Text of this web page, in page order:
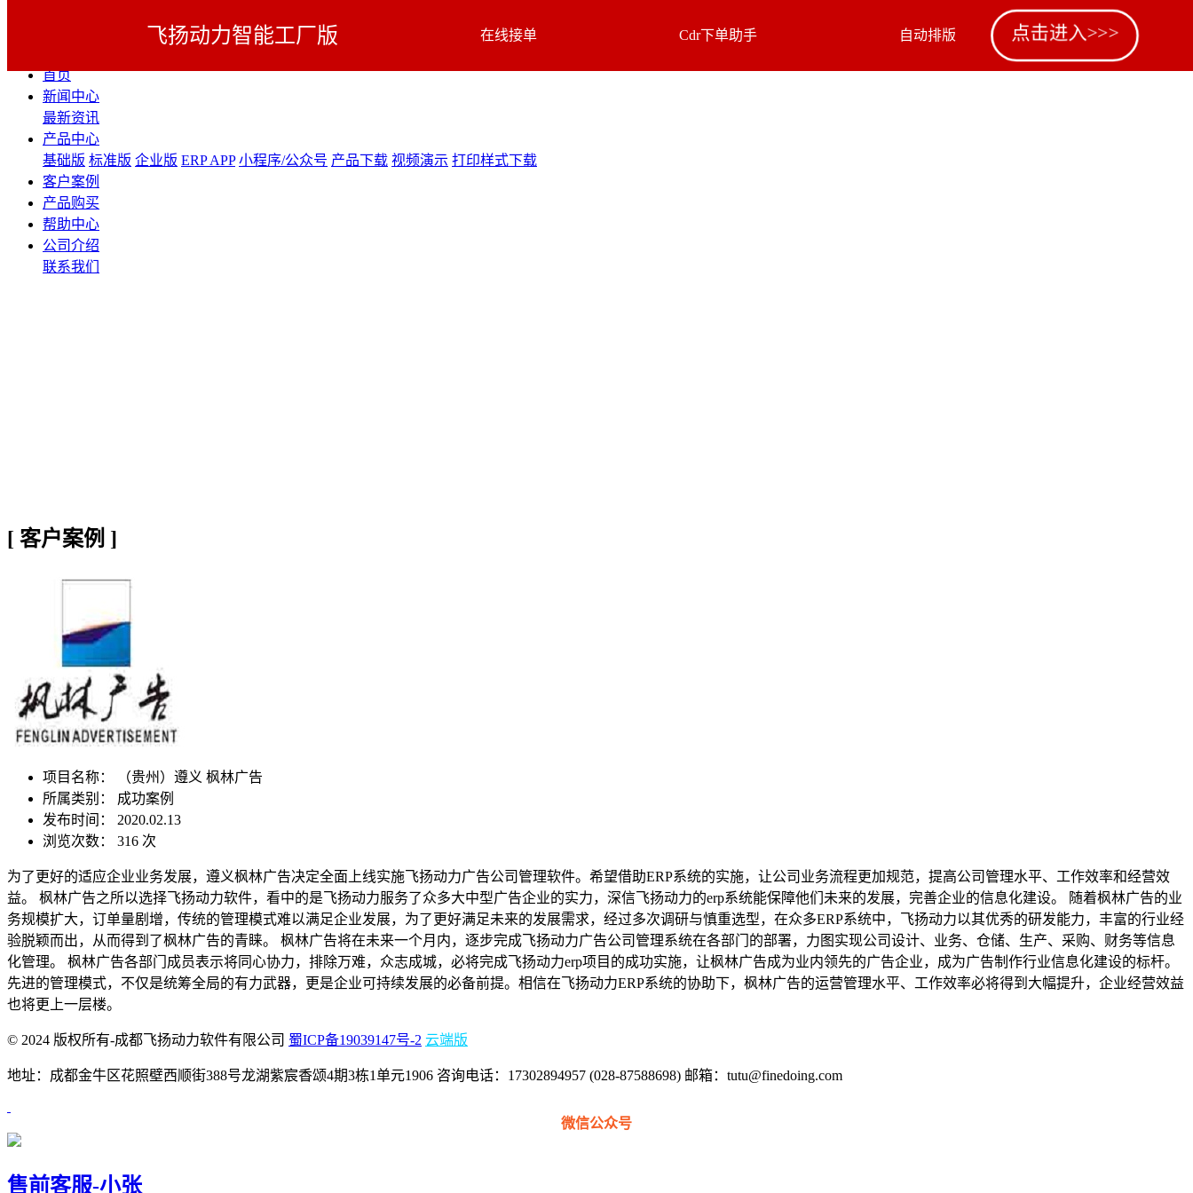
首页
新闻中心
最新资讯
产品中心
基础版 标准版 企业版 ERP APP 小程序/公众号 产品下载 视频演示 打印样式下载
客户案例
产品购买
帮助中心
公司介绍
联系我们
飞扬动力智能工厂版 在线接单 Cdr下单助手 自动排版 点击进入>>>
[ 客户案例 ]
项目名称：
（贵州）遵义 枫林广告
所属类别： 成功案例
发布时间： 2020.02.13
浏览次数： 316 次
为了更好的适应企业业务发展，遵义枫林广告决定全面上线实施飞扬动力广告公司管理软件。希望借助ERP系统的实施，让公司业务流程更加规范，提高公司管理水平、工作效率和经营效
益。 枫林广告之所以选择飞扬动力软件，看中的是飞扬动力服务了众多大中型广告企业的实力，深信飞扬动力的erp系统能保障他们未来的发展，完善企业的信息化建设。 随着枫林广告的业
务规模扩大，订单量剧增，传统的管理模式难以满足企业发展，为了更好满足未来的发展需求，经过多次调研与慎重选型，在众多ERP系统中，飞扬动力以其优秀的研发能力，丰富的行业经
验脱颖而出，从而得到了枫林广告的青睐。 枫林广告将在未来一个月内，逐步完成飞扬动力广告公司管理系统在各部门的部署，力图实现公司设计、业务、仓储、生产、采购、财务等信息
化管理。 枫林广告各部门成员表示将同心协力，排除万难，众志成城，必将完成飞扬动力erp项目的成功实施，让枫林广告成为业内领先的广告企业，成为广告制作行业信息化建设的标杆。
先进的管理模式，不仅是统筹全局的有力武器，更是企业可持续发展的必备前提。相信在飞扬动力ERP系统的协助下，枫林广告的运营管理水平、工作效率必将得到大幅提升，企业经营效益
也将更上一层楼。
© 2024 版权所有-成都飞扬动力软件有限公司 蜀ICP备19039147号-2 云端版
地址：成都金牛区花照壁西顺街388号龙湖紫宸香颂4期3栋1单元1906 咨询电话：17302894957 (028-87588698) 邮箱：tutu@finedoing.com
微信公众号
售前客服-小张